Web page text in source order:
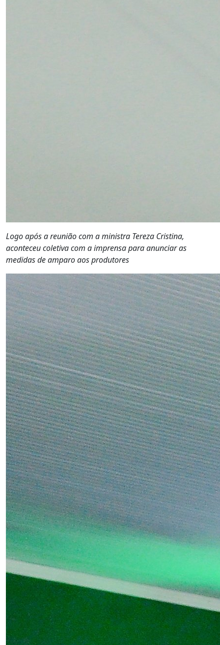
Logo após a reunião com a ministra Tereza Cristina,
aconteceu coletiva com a imprensa para anunciar as
medidas de amparo aos produtores